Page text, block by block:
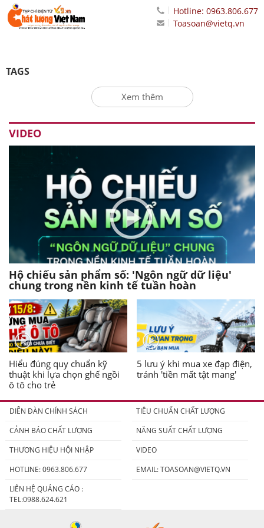
Hotline: 0963.806.677
Toasoan@vietq.vn
TAGS
Xem thêm
VIDEO
Hộ chiếu sản phẩm số: 'Ngôn ngữ dữ liệu'
chung trong nền kinh tế tuần hoàn
Hiểu đúng quy chuẩn kỹ
thuật khi lựa chọn ghế ngồi
ô tô cho trẻ
5 lưu ý khi mua xe đạp điện,
tránh 'tiền mất tật mang'
DIỄN ĐÀN CHÍNH SÁCH
TIÊU CHUẨN CHẤT LƯỢNG
CẢNH BÁO CHẤT LƯỢNG
NĂNG SUẤT CHẤT LƯỢNG
THƯƠNG HIỆU HỘI NHẬP
VIDEO
HOTLINE: 0963.806.677
EMAIL:TOASOAN@VIETQ.VN
LIÊN HỆ QUẢNG CÁO :
TEL:0988.624.621